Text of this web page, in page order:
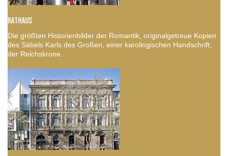
RATHAUS
Die größten Historienbilder der Romantik, originalgetreue Kopien
des Säbels Karls des Großen, einer karolingischen Handschrift,
der Reichskrone.